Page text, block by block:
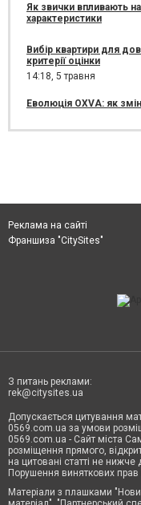
Як звички впливають
характеристики
Вибір квартири для
критерії оцінки
14:18, 5 травня
Еволюція OXVA: як
Реклама на сайті
Франшиза "CitySites"
З питань реклами:
rek@citysites.ua
Допускається цитування
0569.com.ua за умови
0569.com.ua - Сайт міста
розміщення прямого,
на цитовані статті не нижче
Порушення виняткових
Матеріали з плашками